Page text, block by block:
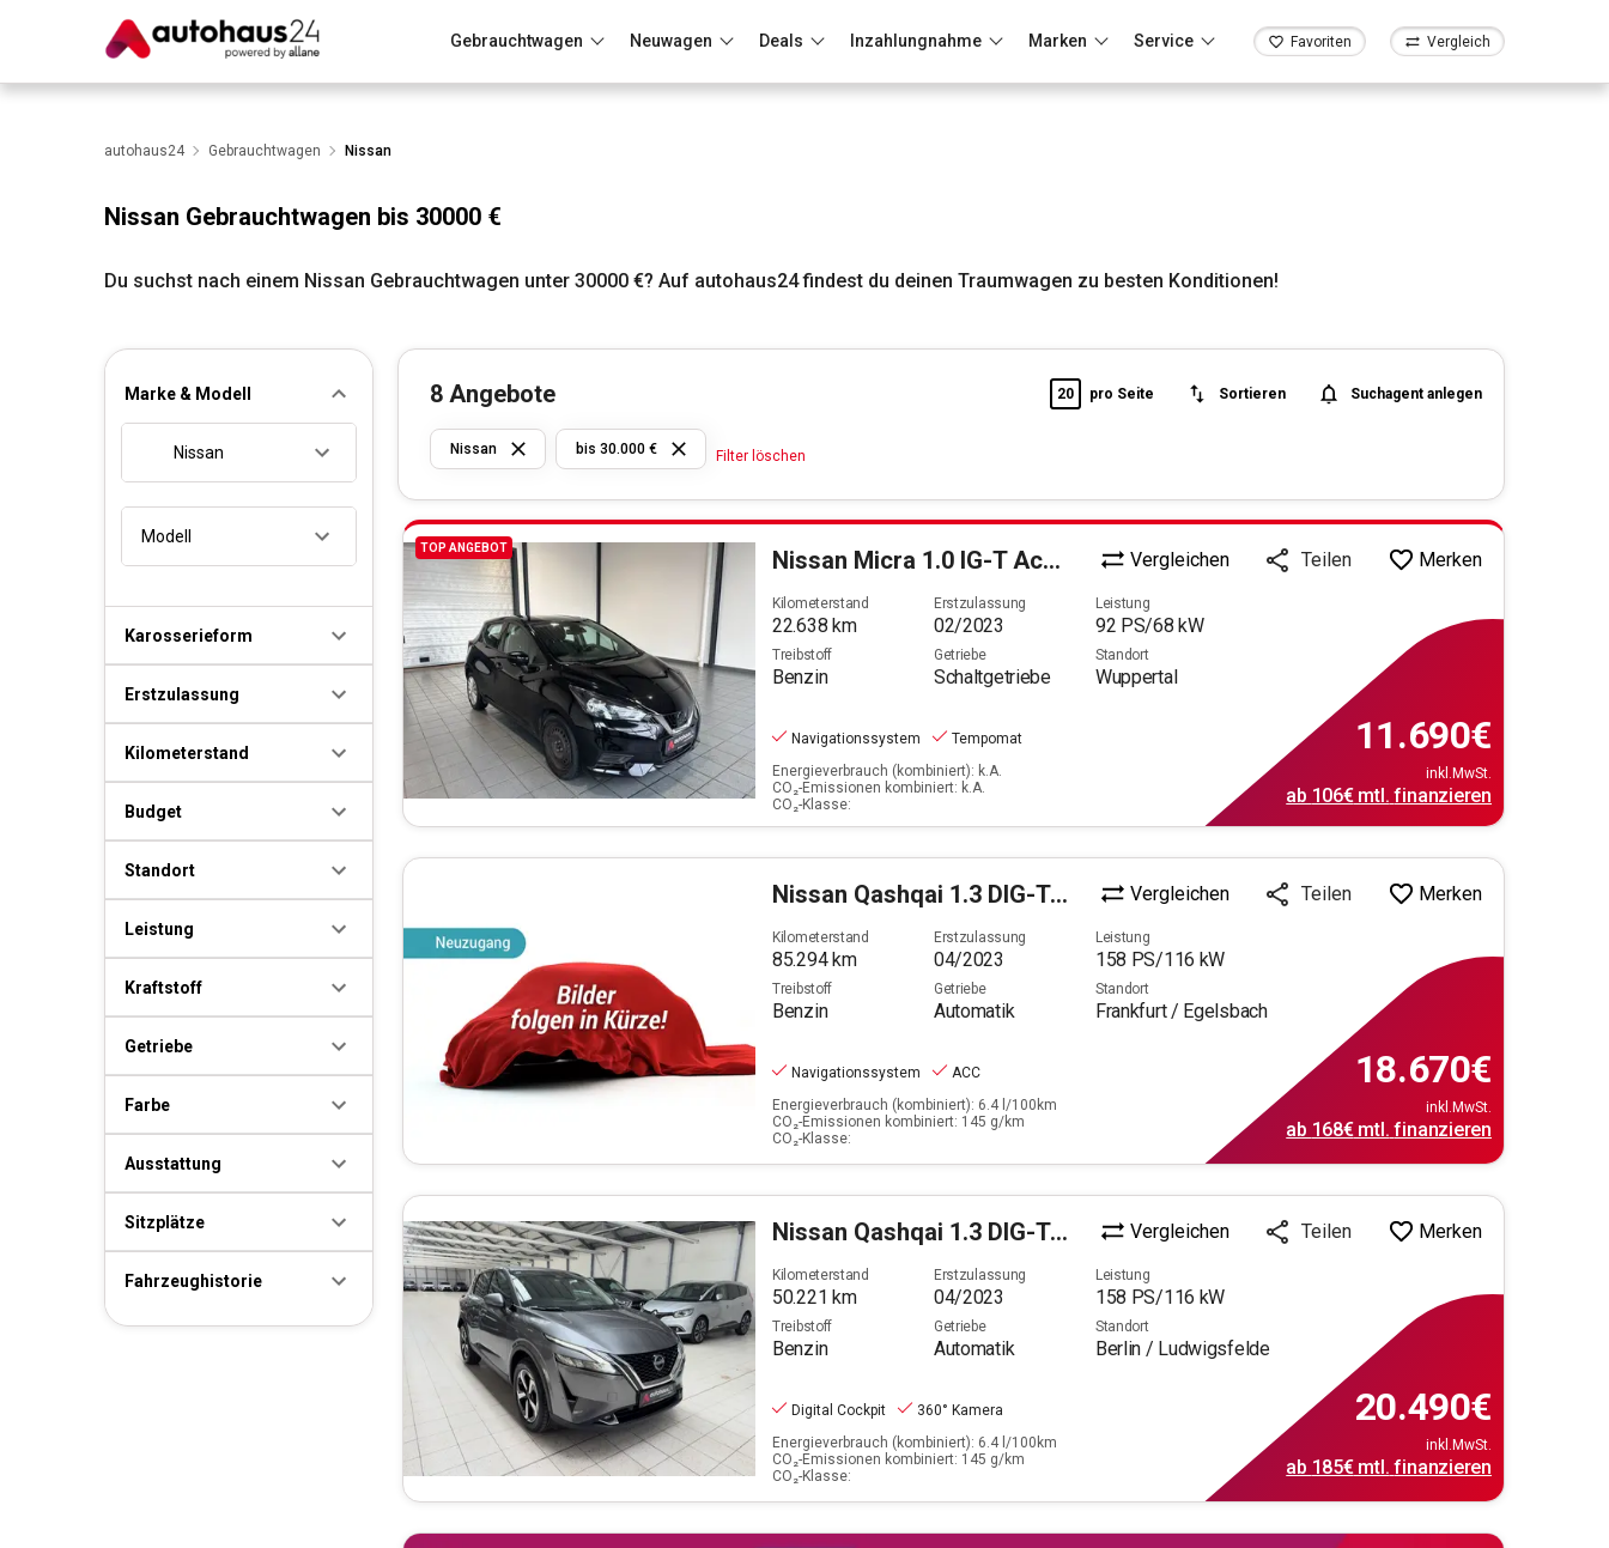
Gebrauchtwagen Neuwagen Deals Inzahlungnahme Marken Service Favoriten Vergleich
Wir bewerten dein AutoRund um die Inzahlungnahme
autohaus24 Gebrauchtwagen Nissan
Nissan Gebrauchtwagen bis 30000 €
Du suchst nach einem Nissan Gebrauchtwagen unter 30000 €? Auf autohaus24 findest du deinen Traumwagen zu besten Konditionen!
Marke & Modell
Nissan
Modell
Karosserieform
Erstzulassung
Kilometerstand
Budget
Standort
Leistung
Kraftstoff
Getriebe
Farbe
Ausstattung
Sitzplätze
Fahrzeughistorie
8 Angebote
Filter löschen
20 pro Seite Sortieren Suchagent anlegen
Nissan bis 30.000 € Filter löschen
TOP ANGEBOT Nissan Micra 1.0 IG-T Acenta (Start/Stopp)(EURO 6d) Vergleichen Teilen Merken
Kilometerstand
22.638 km
Erstzulassung
02/2023
Leistung
92 PS/68 kW
Treibstoff
Benzin
Getriebe
Schaltgetriebe
Standort
Wuppertal
Navigationssystem
Tempomat
Energieverbrauch (kombiniert): k.A.
CO₂-Emissionen kombiniert: k.A.
CO₂-Klasse:
11.690€
inkl.MwSt.
ab 106€mtl. finanzieren
Nissan Qashqai 1.3 DIG-T N-Connecta (EURO 6d) Vergleichen Teilen Merken
Kilometerstand
85.294km
Erstzulassung
04/2023
Leistung
158 PS/116 kW
Treibstoff
Benzin
Getriebe
Automatik
Standort
Frankfurt / Egelsbach
Navigationssystem
ACC
Energieverbrauch (kombiniert): 6.4 l/100km
CO₂-Emissionen kombiniert: 145 g/km
CO₂-Klasse:
18.670€
inkl.MwSt.
ab 168€mtl. finanzieren
Nissan Qashqai 1.3 DIG-T N-Connecta (EURO 6d) Vergleichen Teilen Merken
Kilometerstand
50.221 km
Erstzulassung
04/2023
Leistung
158 PS/116 kW
Treibstoff
Benzin
Getriebe
Automatik
Standort
Berlin / Ludwigsfelde
Digital Cockpit
360° Kamera
Energieverbrauch (kombiniert): 6.4 l/100km
CO₂-Emissionen kombiniert: 145 g/km
CO₂-Klasse:
20.490€
inkl.MwSt.
ab 185€mtl. finanzieren